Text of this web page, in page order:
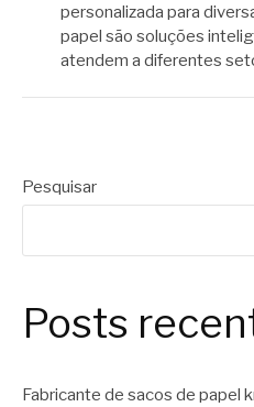
personalizada para
papel são soluções
atendem a diferentes
Pesquisar
Posts
Fabricante de sacos de papel